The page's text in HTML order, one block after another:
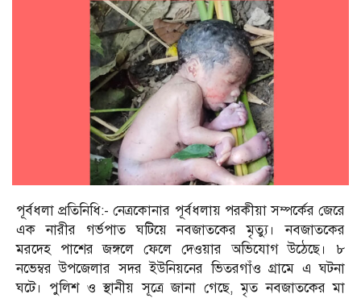
পূর্বধলা প্রতিনিধি:- নেত্রকোনার পূর্বধলায় পরকীয়া সম্পর্কের জেরে
এক নারীর গর্ভপাত ঘটিয়ে নবজাতকের মৃত্যু। নবজাতকের
মরদেহ পাশের জঙ্গলে ফেলে দেওয়ার অভিযোগ উঠেছে। ৮
নভেম্বর উপজেলার সদর ইউনিয়নের ভিতরগাঁও গ্রামে এ ঘটনা
ঘটে। পুলিশ ও স্থানীয় সূত্রে জানা গেছে, মৃত নবজাতকের মা